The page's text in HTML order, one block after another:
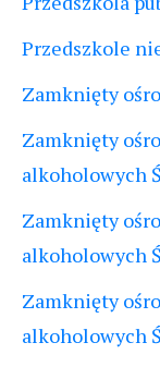
Przedszkole
Zamknięty
Zamknięty
alkoholowych
Zamknięty
alkoholowych
Zamknięty
alkoholowych